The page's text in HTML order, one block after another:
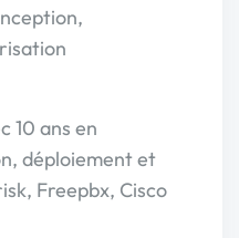
10 ans en
déploiement et
Freepbx, Cisco